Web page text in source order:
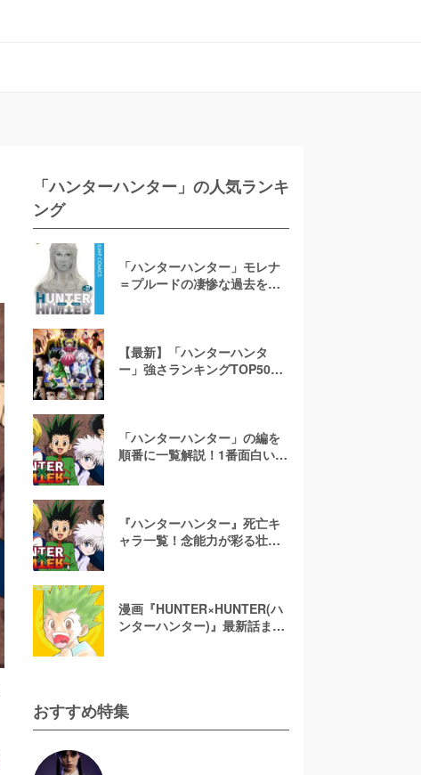
「ハンターハンター」の人気ランキ
ング
「ハンターハンター」モレナ
＝プルードの凄惨な過去を徹
【最新】「ハンターハンタ
ー」強さランキングTOP50！
「ハンターハンター」の編を
順番に一覧解説！1番面白い編
『ハンターハンター』死亡キ
ャラ一覧！念能力が彩る壮絶
漫画『HUNTER×HUNTER(ハ
ンターハンター)』最新話まで
おすすめ特集